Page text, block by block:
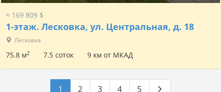
≈ 169 809 $
1-этаж. Лесковка, ул. Центральная, д. 18
Лесковка
75.8 м2 7.5 соток 9 км от МКАД
1 2 3 4 5